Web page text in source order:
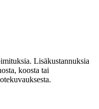
Lisäkustannuksia
koosta tai